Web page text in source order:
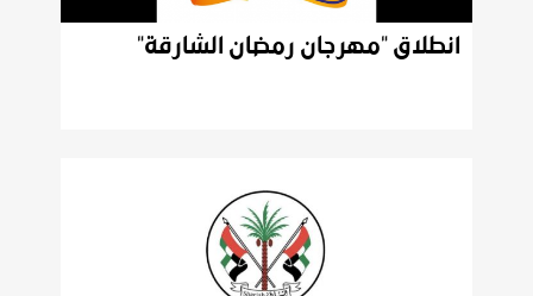
انطلاق"مهرجانرمضانالشارقة"